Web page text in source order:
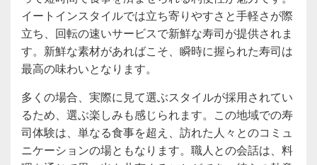
イートインスタイルでは立ち寄りやすさと手軽さが際
立ち、回転の速いサービスで新鮮な寿司が提供されま
す。新鮮な素材があればこそ、瞬時に握られた寿司は
最高の味わいとなります。
多くの場合、実際に見て選ぶスタイルが採用されてい
るため、選ぶ楽しみも感じられます。この地域での寿
司体験は、単なる食事を超え、訪れた人々とのコミュ
ニケーションの場ともなります。職人との会話は、料